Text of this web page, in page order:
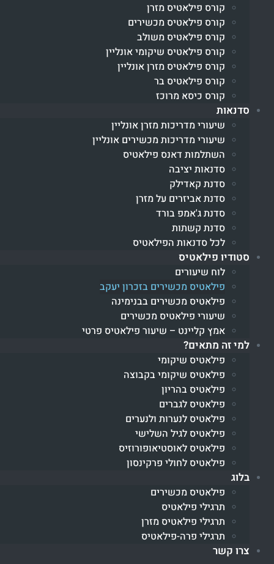
קורס פילאטיס מזרן
קורס פילאטיס מכשירים
קורס פילאטיס משולב
קורס פילאטיס שיקומי אונליין
קורס פילאטיס מזרן אונליין
קורס פילאטיס בר
קורס כיסא מרוכז
סדנאות
שיעורי מדריכות מזרן אונליין
שיעורי מדריכות מכשירים אונליין
השתלמות דאנס פילאטיס
סדנאות יציבה
סדנת קאדילק
סדנת אביזרים על מזרן
סדנת ג'אמפ בורד
סדנת קשתות
לכל סדנאות הפילאטיס
סטודיו פילאטיס
לוח שיעורים
פילאטיס מכשירים בזכרון יעקב
פילאטיס מכשירים בבנימינה
שיעורי פילאטיס מכשירים
אמץ קליינט – שיעור פילאטיס פרטי
למי זה מתאים?
פילאטיס שיקומי
פילאטיס שיקומי בקבוצה
פילאטיס בהריון
פילאטיס לגברים
פילאטיס לנערות ולנערים
פילאטיס לגיל השלישי
פילאטיס לאוסטיאופורוזיס
פילאטיס לחולי פרקינסון
בלוג
פילאטיס מכשירים
תרגילי פילאטיס
תרגילי פילאטיס מזרן
תרגילי פרה-פילאטיס
צרו קשר